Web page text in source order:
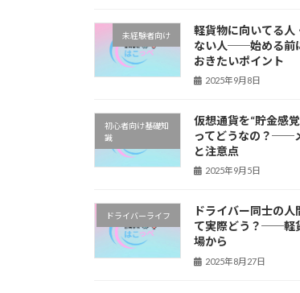
未経験者向け
軽貨物に向いてる人
ない人──始める前
おきたいポイント
2025年9月8日
初心者向け基礎知
識
仮想通貨を“貯金感
ってどうなの？──
と注意点
2025年9月5日
ドライバーライフ
ドライバー同士の人
て実際どう？──軽
場から
2025年8月27日